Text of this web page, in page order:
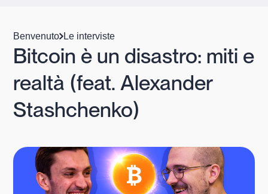
Benvenuto Le interviste
Bitcoin è un disastro: miti e
realtà (feat. Alexander
Stashchenko)